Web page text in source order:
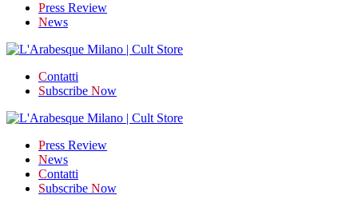
Press Review
News
Contatti
Subscribe Now
Press Review
News
Contatti
Subscribe Now